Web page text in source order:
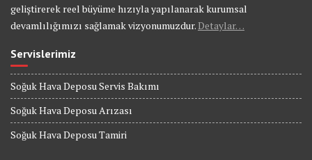
geliştirerek reel büyüme hızıyla yapılanarak kurumsal
devamlılığımızı sağlamak vizyonumuzdur.Detaylar…
Servislerimiz
Soğuk Hava Deposu Servis Bakımı
Soğuk Hava Deposu Arızası
Soğuk Hava Deposu Tamiri